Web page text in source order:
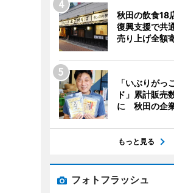
秋田の飲食18
復興支援で共
売り上げ全額
「いぶりがっ
ド」累計販売
に 秋田の企
もっと見る
フォトフラッシュ